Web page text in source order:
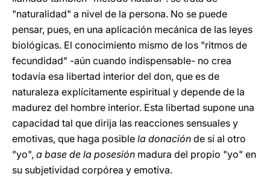
"naturalidad" a nivel de la persona. No se puede
pensar, pues, en una aplicación mecánica de las leyes
biológicas. El conocimiento mismo de los "ritmos de
fecundidad" -aún cuando indispensable- no crea
todavía esa libertad interior del don, que es de
naturaleza explícitamente espiritual y depende de la
madurez del hombre interior. Esta libertad supone una
capacidad tal que dirija las reacciones sensuales y
emotivas, que haga posible la donación de sí al otro
"yo", a base de la posesión madura del propio "yo" en
su subjetividad corpórea y emotiva.